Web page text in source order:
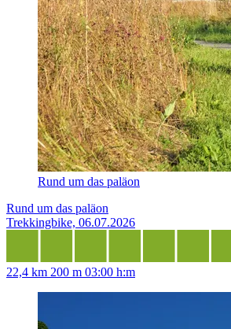
Rund um das paläon
Rund um das paläon
Trekkingbike, 06.07.2026
22,4 km 200 m 03:00 h:m